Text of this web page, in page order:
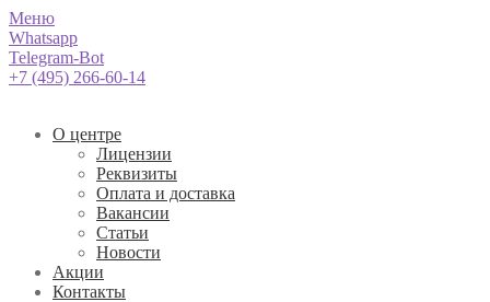
Меню
Whatsapp
Telegram-Bot
+7 (495) 266-60-14
О центре
Лицензии
Реквизиты
Оплата и доставка
Вакансии
Статьи
Новости
Акции
Контакты